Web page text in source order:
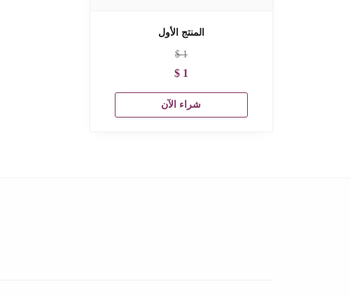
المنتج الأول
1
$
1
$
شراء الآن